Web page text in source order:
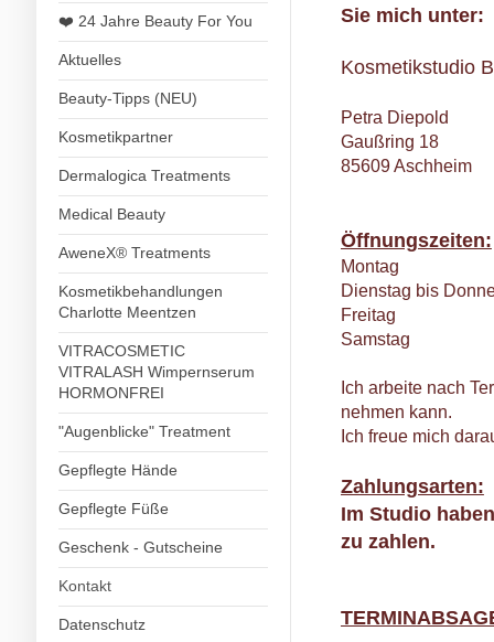
❤️ 24 Jahre Beauty For You
Aktuelles
Beauty-Tipps (NEU)
Kosmetikpartner
Dermalogica Treatments
Medical Beauty
AweneX® Treatments
Kosmetikbehandlungen
Charlotte Meentzen
VITRACOSMETIC
VITRALASH Wimpernserum
HORMONFREI
"Augenblicke" Treatment
Gepflegte Hände
Gepflegte Füße
Geschenk - Gutscheine
Kontakt
Datenschutz
Sie mich unter:
Kosmetikstudio
Petra Diepold
Gaußring 18
85609
Öffnungszeiten:
Montag
Dienstag bis
Freitag
Samstag
Ich arbeite nach
nehmen kann.
Ich freue mich
Zahlungsarten:
Im Studio
zu zahlen.